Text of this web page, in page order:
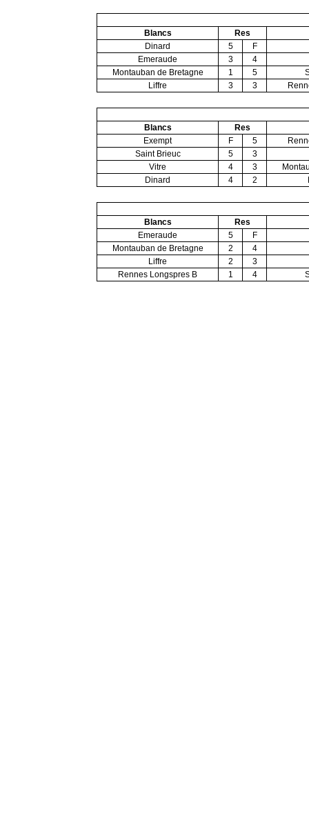
Blancs
Res
Dinard
5
F
Emeraude
3
4
Montauban de Bretagne
1 5
Liffre
3 3
Blancs
Res
Exempt
F 5
Saint Brieuc
5
3
Vitre
4 3
Dinard
4 2
Blancs
Res
Emeraude
5
F
Montauban de Bretagne
2
4
Liffre
2
3
Rennes Longspres B
1 4